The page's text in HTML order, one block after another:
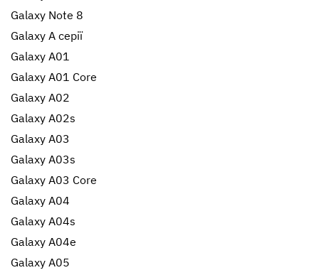
Galaxy Note 8
Galaxy A серії
Galaxy A01
Galaxy A01 Core
Galaxy A02
Galaxy A02s
Galaxy A03
Galaxy A03s
Galaxy A03 Core
Galaxy A04
Galaxy A04s
Galaxy A04e
Galaxy A05